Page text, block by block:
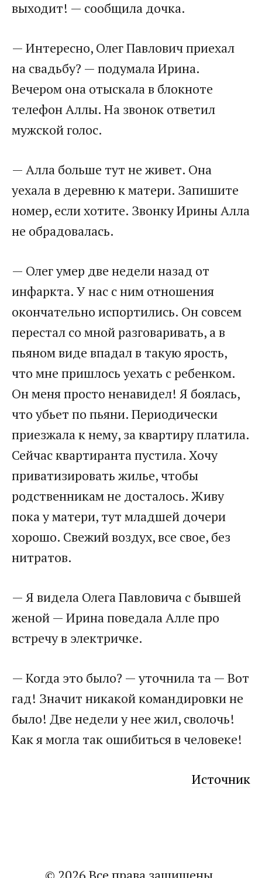
выходит! — сообщила дочка.
— Интересно, Олег Павлович приехал
на свадьбу? — подумала Ирина.
Вечером она отыскала в блокноте
телефон Аллы. На звонок ответил
мужской голос.
— Алла больше тут не живет. Она
уехала в деревню к матери. Запишите
номер, если хотите. Звонку Ирины Алла
не обрадовалась.
— Олег умер две недели назад от
инфаркта. У нас с ним отношения
окончательно испортились. Он совсем
перестал со мной разговаривать, а в
пьяном виде впадал в такую ярость,
что мне пришлось уехать с ребенком.
Он меня просто ненавидел! Я боялась,
что убьет по пьяни. Периодически
приезжала к нему, за квартиру платила.
Сейчас квартиранта пустила. Хочу
приватизировать жилье, чтобы
родственникам не досталось. Живу
пока у матери, тут младшей дочери
хорошо. Свежий воздух, все свое, без
нитратов.
— Я видела Олега Павловича с бывшей
женой — Ирина поведала Алле про
встречу в электричке.
— Когда это было? — уточнила та — Вот
гад! Значит никакой командировки не
было! Две недели у нее жил, сволочь!
Как я могла так ошибиться в человеке!
Источник